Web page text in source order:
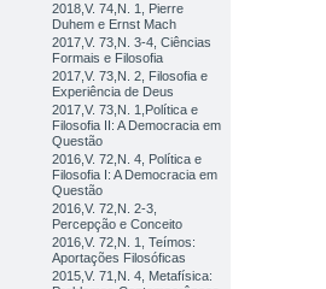
2018,V. 74,N. 1, Pierre
Duhem e Ernst Mach
2017,V. 73,N. 3-4, Ciências
Formais e Filosofia
2017,V. 73,N. 2, Filosofia e
Experiência de Deus
2017,V. 73,N. 1,Política e
Filosofia II: A Democracia em
Questão
2016,V. 72,N. 4, Política e
Filosofia I: A Democracia em
Questão
2016,V. 72,N. 2-3,
Percepção e Conceito
2016,V. 72,N. 1, Teímos:
Aportações Filosóficas
2015,V. 71,N. 4, Metafísica: